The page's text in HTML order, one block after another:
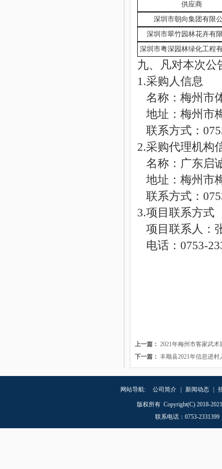
供应商
深圳市朝向集团有限
深圳市翠竹园林花卉有
深圳市粤深园林绿化工程
九、凡对本次公
1.采购人信息
名称：梅州市
地址：梅州市
联系方式：
2.采购代理机构
名称： 广东启
地址： 梅州市
联系方式：
3.项目联系方式
项目联系人：
电话： 0753-
上一篇： 2021年梅州市客家武
下一篇： 丰顺县2021年信息进
网站导航: 公司简介 新闻动态
版权所有 Copyright(C) 2018-
联系电话 ： 0753-